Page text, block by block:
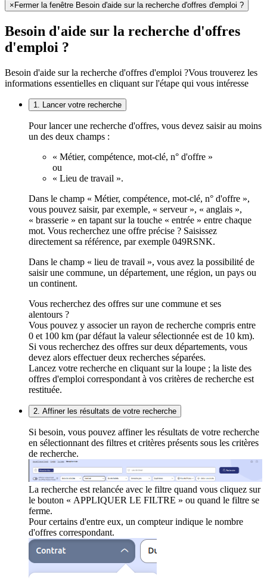
× Fermer la fenêtre Besoin d'aide sur la recherche d'offres d'emploi ?
Besoin d'aide sur la recherche d'offres
d'emploi ?
Besoin d'aide sur la recherche d'offres d'emploi ?Vous trouverez les
informations essentielles en cliquant sur l'étape qui vous intéresse
1. Lancer votre recherche
Pour lancer une recherche d'offres, vous devez saisir au moins
un des deux champs :
« Métier, compétence, mot-clé, n° d'offre »
ou
« Lieu de travail ».
Dans le champ « Métier, compétence, mot-clé, n° d'offre »,
vous pouvez saisir, par exemple, « serveur », « anglais »,
« brasserie » en tapant sur la touche « entrée » entre chaque
mot. Vous recherchez une offre précise ? Saisissez
directement sa référence, par exemple 049RSNK.
Dans le champ « lieu de travail », vous avez la possibilité de
saisir une commune, un département, une région, un pays ou
un continent.
Vous recherchez des offres sur une commune et ses
alentours ?
Vous pouvez y associer un rayon de recherche compris entre
0 et 100 km (par défaut la valeur sélectionnée est de 10 km).
Si vous recherchez des offres sur deux départements, vous
devez alors effectuer deux recherches séparées.
Lancez votre recherche en cliquant sur la loupe ; la liste des
offres d'emploi correspondant à vos critères de recherche est
restituée.
2. Affiner les résultats de votre recherche
Si besoin, vous pouvez affiner les résultats de votre recherche
en sélectionnant des filtres et critères présents sous les critères
de recherche.
La recherche est relancée avec le filtre quand vous cliquez sur
le bouton « APPLIQUER LE FILTRE » ou quand le filtre se
ferme.
Pour certains d'entre eux, un compteur indique le nombre
d'offres correspondant.